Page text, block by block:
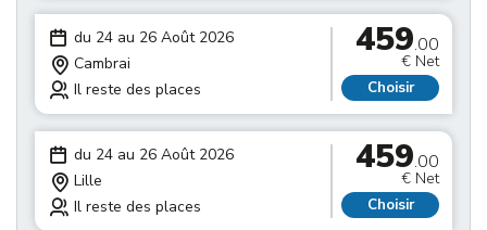
du 24 au 26 Août 2026
Cambrai
Il reste des places
459.00
€ Net
Choisir
du 24 au 26 Août 2026
Lille
Il reste des places
459.00
€ Net
Choisir